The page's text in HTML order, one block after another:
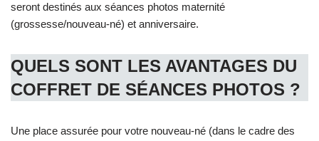
seront destinés aux séances photos maternité
(grossesse/nouveau-né) et anniversaire.
QUELS SONT LES AVANTAGES DU
COFFRET DE SÉANCES PHOTOS ?
Une place assurée pour votre nouveau-né (dans le cadre des